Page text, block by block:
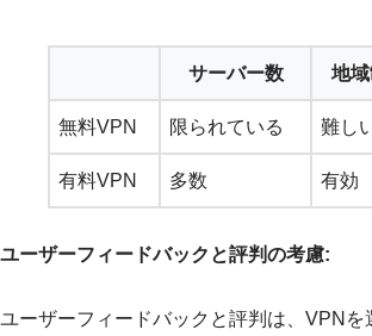
サーバー数 地
無料VPN 限られている 難し
有料VPN 多数 有効
ユーザーフィードバックと評判の考慮:
ユーザーフィードバックと評判は、VPNを